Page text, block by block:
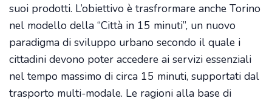
suoi prodotti. L’obiettivo è trasfrormare anche Torino
nel modello della “Città in 15 minuti”, un nuovo
paradigma di sviluppo urbano secondo il quale i
cittadini devono poter accedere ai servizi essenziali
nel tempo massimo di circa 15 minuti, supportati dal
trasporto multi-modale. Le ragioni alla base di